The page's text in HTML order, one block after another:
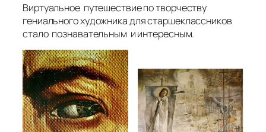
Виртуальное путешествие по творчеству
гениального художника для старшеклассников
стало познавательным и интересным.